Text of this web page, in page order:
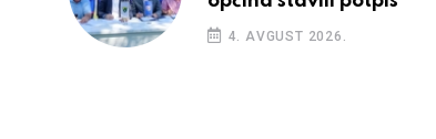
4. AVGUST 2026.